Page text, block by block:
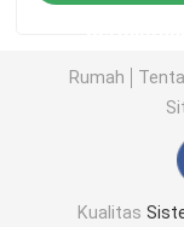
Dudukan
Kait Atap Surya
listrik tenaga
Rumah
Kualitas